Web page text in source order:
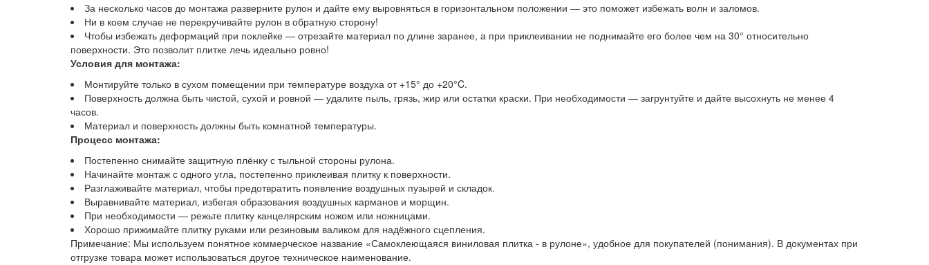
За несколько часов до монтажа разверните рулон и дайте ему выровняться в горизонтальном положении — это поможет избежать волн и заломов.
Ни в коем случае не перекручивайте рулон в обратную сторону!
Чтобы избежать деформаций при поклейке — отрезайте материал по длине заранее, а при приклеивании не поднимайте его более чем на 30° относительно
поверхности. Это позволит плитке лечь идеально ровно!
Условия для монтажа:
Монтируйте только в сухом помещении при температуре воздуха от +15° до +20°C.
Поверхность должна быть чистой, сухой и ровной — удалите пыль, грязь, жир или остатки краски. При необходимости — загрунтуйте и дайте высохнуть не менее 4
часов.
Материал и поверхность должны быть комнатной температуры.
Процесс монтажа:
Постепенно снимайте защитную плёнку с тыльной стороны рулона.
Начинайте монтаж с одного угла, постепенно приклеивая плитку к поверхности.
Разглаживайте материал, чтобы предотвратить появление воздушных пузырей и складок.
Выравнивайте материал, избегая образования воздушных карманов и морщин.
При необходимости — режьте плитку канцелярским ножом или ножницами.
Хорошо прижимайте плитку руками или резиновым валиком для надёжного сцепления.
Примечание: Мы используем понятное коммерческое название «Самоклеющаяся виниловая плитка - в рулоне», удобное для покупателей (понимания). В документах при
отгрузке товара может использоваться другое техническое наименование.